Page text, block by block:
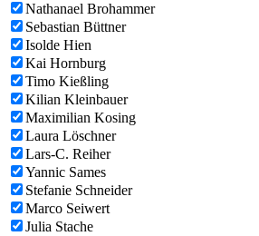
Nathanael Brohammer
Sebastian Büttner
Isolde Hien
Kai Hornburg
Timo Kießling
Kilian Kleinbauer
Maximilian Kosing
Laura Löschner
Lars-C. Reiher
Yannic Sames
Stefanie Schneider
Marco Seiwert
Julia Stache